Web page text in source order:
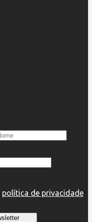
política de privacidade